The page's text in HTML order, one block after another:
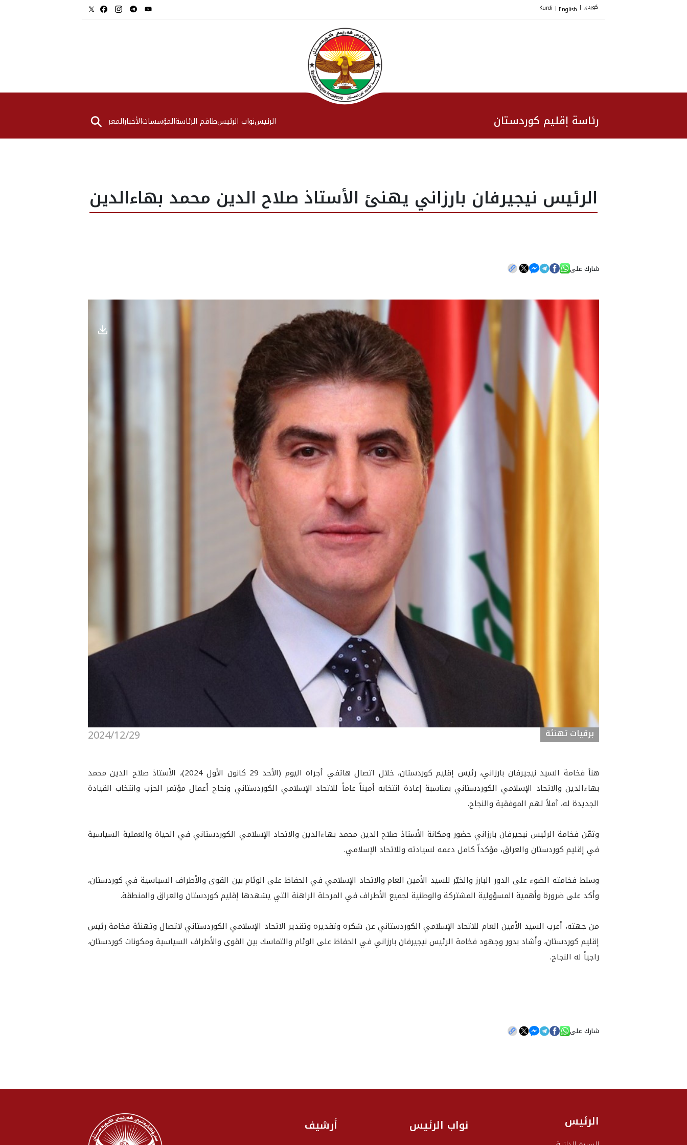
کوردی |
English
|
Kurdi
رئاسة إقليم كوردستان الرئیسنواب الرئيسطاقم الرئاسةالمؤسساتالأخبارالمعرض⚲
الرئيس نيجيرفان بارزاني يهنئ الأستاذ صلاح الدين محمد بهاءالدين
شارك على
2024/12/29 برقيات تهنئة
هنأ فخامة السيد نيجيرفان بارزاني، رئيس إقليم كوردستان، خلال اتصال هاتفي أجراه اليوم (الأحد 29 كانون الأول 2024)، الأستاذ صلاح الدين محمد
بهاءالدين والاتحاد الإسلامي الكوردستاني بمناسبة إعادة انتخابه أميناً عاماً للاتحاد الإسلامي الكوردستاني ونجاح أعمال مؤتمر الحزب وانتخاب القيادة
الجديدة له، آملاً لهم الموفقية والنجاح.
وثمّن فخامة الرئيس نيجيرفان بارزاني حضور ومكانة الأستاذ صلاح الدين محمد بهاءالدين والاتحاد الإسلامي الكوردستاني في الحياة والعملية السياسية
في إقليم كوردستان والعراق، مؤكداً كامل دعمه لسيادته وللاتحاد الإسلامي.
وسلط فخامته الضوء على الدور البارز والخيّر للسيد الأمين العام والاتحاد الإسلامي في الحفاظ على الوئام بين القوى والأطراف السياسية في كوردستان،
وأكد على ضرورة وأهمية المسؤولية المشتركة والوطنية لجميع الأطراف في المرحلة الراهنة التي يشهدها إقليم كوردستان والعراق والمنطقة.
من جهته، أعرب السيد الأمين العام للاتحاد الإسلامي الكوردستاني عن شكره وتقديره وتقدير الاتحاد الإسلامي الكوردستاني لاتصال وتهنئة فخامة رئيس
إقليم كوردستان، وأشاد بدور وجهود فخامة الرئيس نيجيرفان بارزاني في الحفاظ على الوئام والتماسك بين القوى والأطراف السياسية ومكونات كوردستان،
راجياً له النجاح.
شارك على
الرئيس نواب الرئيس أرشيف